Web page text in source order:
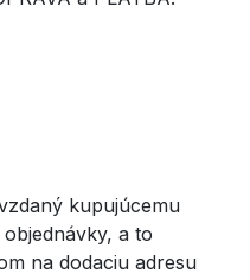
kupujúcemu
a to
na dodaciu adresu